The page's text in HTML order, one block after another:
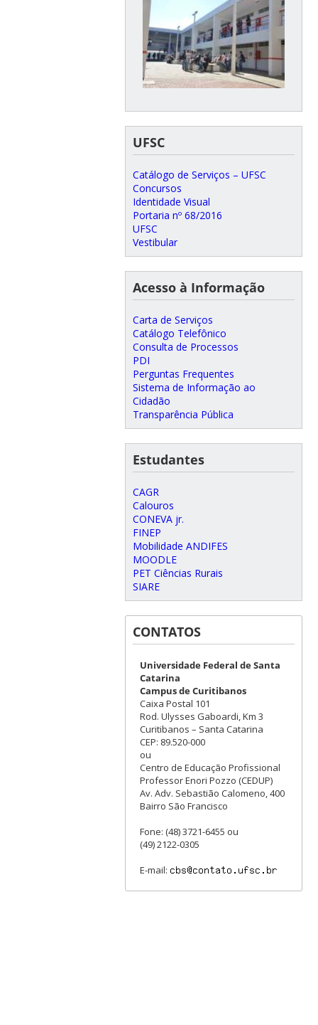
UFSC
Catálogo de Serviços – UFSC
Concursos
Identidade Visual
Portaria nº 68/2016
UFSC
Vestibular
Acesso à Informação
Carta de Serviços
Catálogo Telefônico
Consulta de Processos
PDI
Perguntas Frequentes
Sistema de Informação ao
Cidadão
Transparência Pública
Estudantes
CAGR
Calouros
CONEVA jr.
FINEP
Mobilidade ANDIFES
MOODLE
PET Ciências Rurais
SIARE
CONTATOS
Universidade Federal de Santa
Catarina
Campus de Curitibanos
Caixa Postal 101
Rod. Ulysses Gaboardi, Km 3
Curitibanos – Santa Catarina
CEP: 89.520-000
ou
Centro de Educação Profissional
Professor Enori Pozzo (CEDUP)
Av. Adv. Sebastião Calomeno, 400
Bairro São Francisco
Fone: (48) 3721-6455 ou
(49) 2122-0305
E-mail: